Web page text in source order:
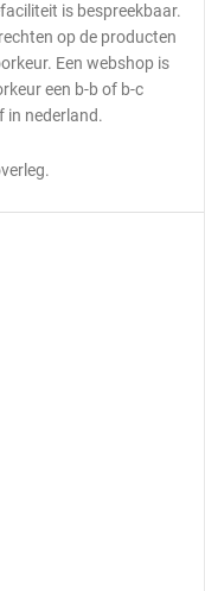
is bespreekbaar.
op de producten
Een webshop is
een b-b of b-c
in nederland.